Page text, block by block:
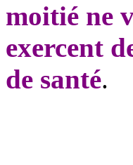
moitié ne
exercent
de santé.